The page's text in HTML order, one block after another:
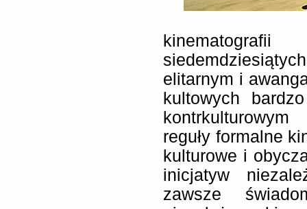
elitarnym i
kultowych
reguły formalne
kulturowe i
inicjatyw
zawsze